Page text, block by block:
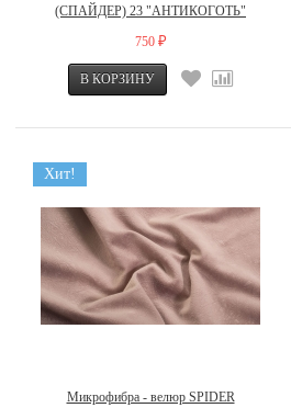
(СПАЙДЕР) 23 "АНТИКОГОТЬ"
750 ₽
Хит!
Микрофибра - велюр SPIDER